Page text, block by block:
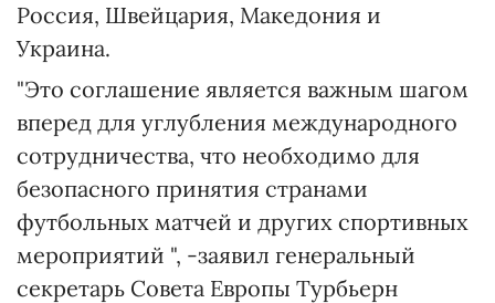
Россия, Швейцария, Македония и
Украина.
"Это соглашение является важным шагом
вперед для углубления международного
сотрудничества, что необходимо для
безопасного принятия странами
футбольных матчей и других спортивных
мероприятий ", -заявил генеральный
секретарь Совета Европы Турбьерн